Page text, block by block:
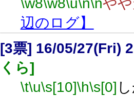
\w8\w8\u\n\nや
辺のログ】
[3票] 16/05/27(Fri)
くら]
\t\u\s[10]\h\s[0]